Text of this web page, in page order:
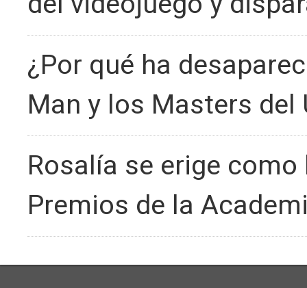
¿Por qué ha
Man y los Masters del
Rosalía se erige
Premios de la